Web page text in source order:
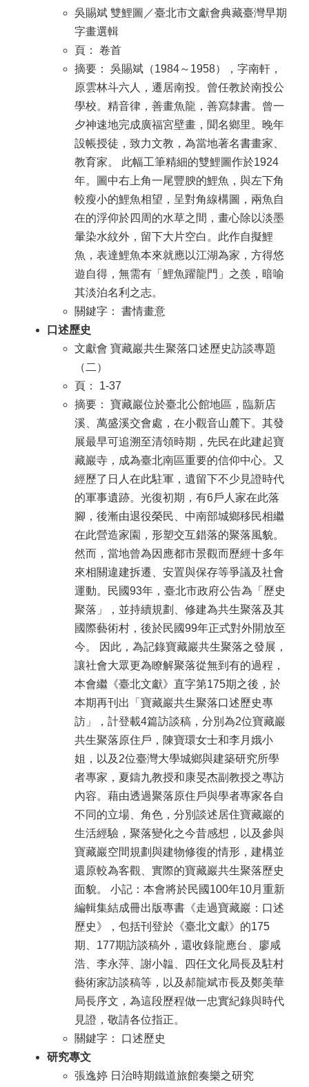
吳賜斌 雙鯉圖／臺北市文獻會典藏臺灣早期
字畫選輯
頁： 卷首
摘要： 吳賜斌（1984～1958），字南軒，
原雲林斗六人，遷居南投。曾任教於南投公
學校。精音律，善畫魚龍，善寫隸書。曾一
夕神速地完成廣福宮壁畫，聞名鄉里。晚年
設帳授徒，致力文教，為當地著名書畫家、
教育家。 此幅工筆精細的雙鯉圖作於1924
年。圖中右上角一尾豐腴的鯉魚，與左下角
較瘦小的鯉魚相望，呈對角線構圖，兩魚自
在的浮仰於四周的水草之間，畫心除以淡墨
暈染水紋外，留下大片空白。此作自擬鯉
魚，表達鯉魚本來就應以江湖為家，方得悠
遊自得，無需有「鯉魚躍龍門」之羨，暗喻
其淡泊名利之志。
關鍵字： 書情畫意
口述歷史
文獻會 寶藏巖共生聚落口述歷史訪談專題
（二）
頁： 1-37
摘要： 寶藏巖位於臺北公館地區，臨新店
溪、萬盛溪交會處，在小觀音山麓下。其發
展最早可追溯至清領時期，先民在此建起寶
藏巖寺，成為臺北南區重要的信仰中心。又
經歷了日人在此駐軍，遺留下不少見證時代
的軍事遺跡。光復初期，有6戶人家在此落
腳，後漸由退役榮民、中南部城鄉移民相繼
在此營造家園，形塑交互錯落的聚落風貌。
然而，當地曾為因應都市景觀而歷經十多年
來相關違建拆遷、安置與保存等爭議及社會
運動。民國93年，臺北市政府公告為「歷史
聚落」，並持續規劃、修建為共生聚落及其
國際藝術村，後於民國99年正式對外開放至
今。 因此，為記錄寶藏巖共生聚落之發展，
讓社會大眾更為瞭解聚落從無到有的過程，
本會繼《臺北文獻》直字第175期之後，於
本期再刊出「寶藏巖共生聚落口述歷史專
訪」，計登載4篇訪談稿，分別為2位寶藏巖
共生聚落原住戶，陳寶環女士和李月娥小
姐，以及2位臺灣大學城鄉與建築研究所學
者專家，夏鑄九教授和康旻杰副教授之專訪
內容。藉由透過聚落原住戶與學者專家各自
不同的立場、角色，分別談述居住寶藏巖的
生活經驗，聚落變化之今昔感想，以及參與
寶藏巖空間規劃與建物修復的情形，建構並
還原較為客觀、實際的寶藏巖共生聚落歷史
面貌。 小記：本會將於民國100年10月重新
編輯集結成冊出版專書《走過寶藏巖：口述
歷史》，包括刊登於《臺北文獻》的175
期、177期訪談稿外，還收錄龍應台、廖咸
浩、李永萍、謝小韞、四任文化局長及駐村
藝術家訪談稿等，以及郝龍斌市長及鄭美華
局長序文，為這段歷程做一忠實紀錄與時代
見證，敬請各位指正。
關鍵字： 口述歷史
研究專文
張逸婷 日治時期鐵道旅館奏樂之研究